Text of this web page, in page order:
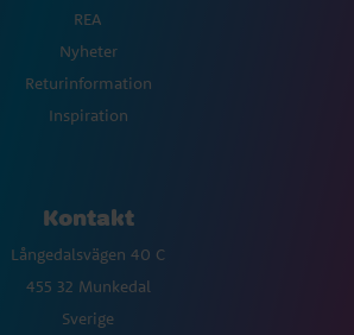
REA
Nyheter
Returinformation
Inspiration
Kontakt
Långedalsvägen 40 C
455 32 Munkedal
Sverige